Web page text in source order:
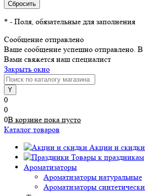
* - Поля, обязательные для заполнения
Сообщение отправлено
Ваше сообщение успешно отправлено.
Вами свяжется наш специалист
Закрыть окно
0
0
0В корзине пока пусто
Каталог товаров
Акции и скидки
Товары к праздникам
Ароматизаторы
Ароматизаторы натуральные
Ароматизаторы